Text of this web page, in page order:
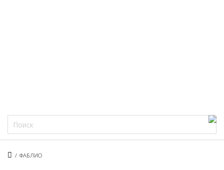
/ ФАБЛИО